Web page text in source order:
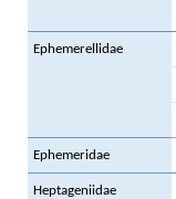
Ephemerellidae
Ephemeridae
Heptageniidae